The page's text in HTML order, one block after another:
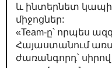
և ինտերնետ
միջոցներ:
«Team-ը՝ որպես
Հայաստանում
ժառանգորդ՝